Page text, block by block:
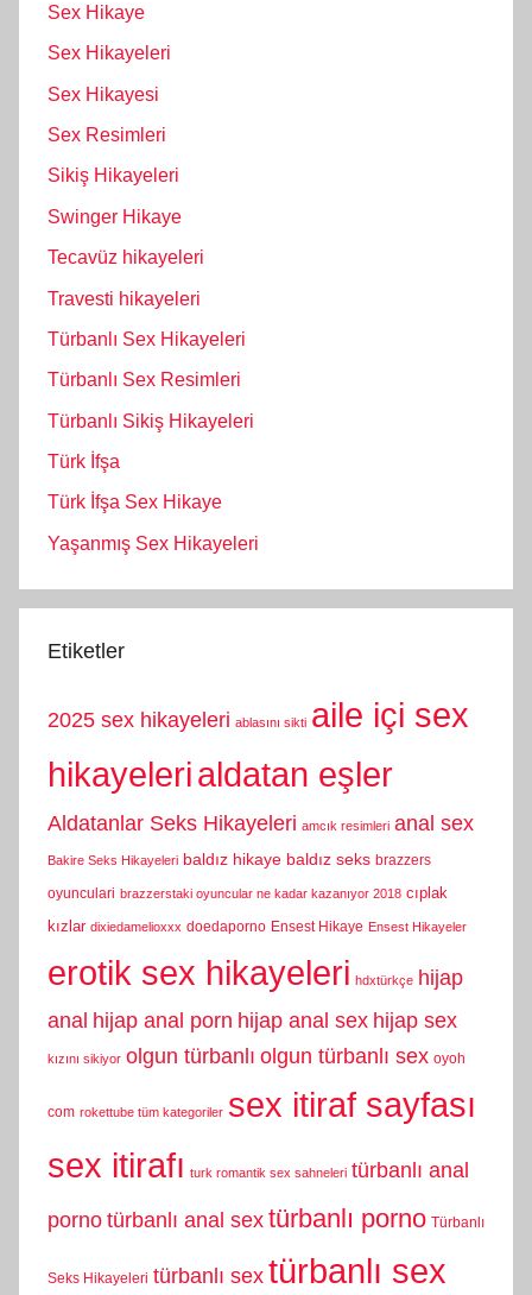
Sex Hikaye
Sex Hikayeleri
Sex Hikayesi
Sex Resimleri
Sikiş Hikayeleri
Swinger Hikaye
Tecavüz hikayeleri
Travesti hikayeleri
Türbanlı Sex Hikayeleri
Türbanlı Sex Resimleri
Türbanlı Sikiş Hikayeleri
Türk İfşa
Türk İfşa Sex Hikaye
Yaşanmış Sex Hikayeleri
Etiketler
2025 sex hikayeleri ablasını sikti aile içi sex
hikayelerialdatan eşler
Aldatanlar Seks Hikayeleri amcık resimleri anal sex
Bakire Seks Hikayeleri baldız hikaye baldız seks brazzers
oyunculari brazzerstaki oyuncular ne kadar kazanıyor 2018 cıplak
kızlar dixiedamelioxxx doedaporno Ensest Hikaye Ensest Hikayeler
erotik sex hikayeleri hdxtürkçe hijap
anal hijap anal porn hijap anal sex hijap sex
kızını sikiyor olgun türbanlı olgun türbanlı sex oyoh
com rokettube tüm kategoriler sex itiraf sayfası
sex itirafı turk romantik sex sahneleri türbanlı anal
porno türbanlı anal sex türbanlı porno Türbanlı
Seks Hikayeleri türbanlı sex türbanlı sex